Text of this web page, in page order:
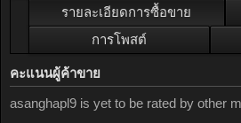
รายละเอียดการซื้อขาย
การโพสต์
คะแนนผู้ค้าขาย
asanghapl9 is yet to be rated by other